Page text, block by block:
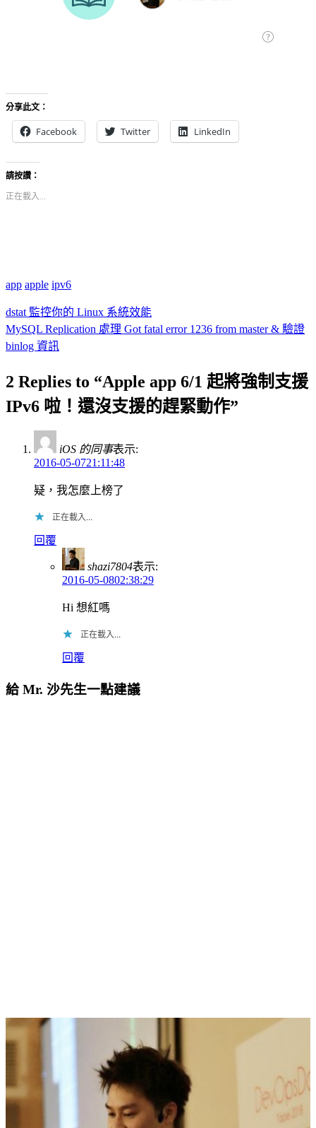
分享此文：
Facebook Twitter LinkedIn
請按讚：
正在載入...
app apple ipv6
dstat 監控你的 Linux 系統效能
MySQL Replication 處理 Got fatal error 1236 from master & 驗證
binlog 資訊
2 Replies to “Apple app 6/1 起將強制支援
IPv6 啦！還沒支援的趕緊動作”
iOS 的同事表示:
2016-05-0721:11:48
疑，我怎麼上榜了
正在載入...
回覆
shazi7804表示:
2016-05-0802:38:29
Hi 想紅嗎
正在載入...
回覆
給 Mr. 沙先生一點建議